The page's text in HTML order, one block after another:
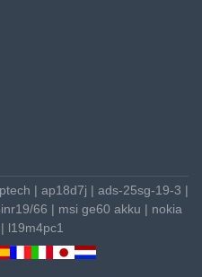
| ap18d7j | ads-25sg-19-3 |
66 | msi ge60 akku | nokia
| l19m4pc1